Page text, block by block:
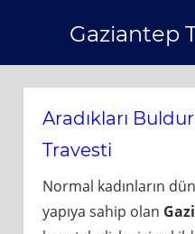
content
Gaziantep
Aradıkları
Travesti
Normal kadınların
yapıya sahip olan